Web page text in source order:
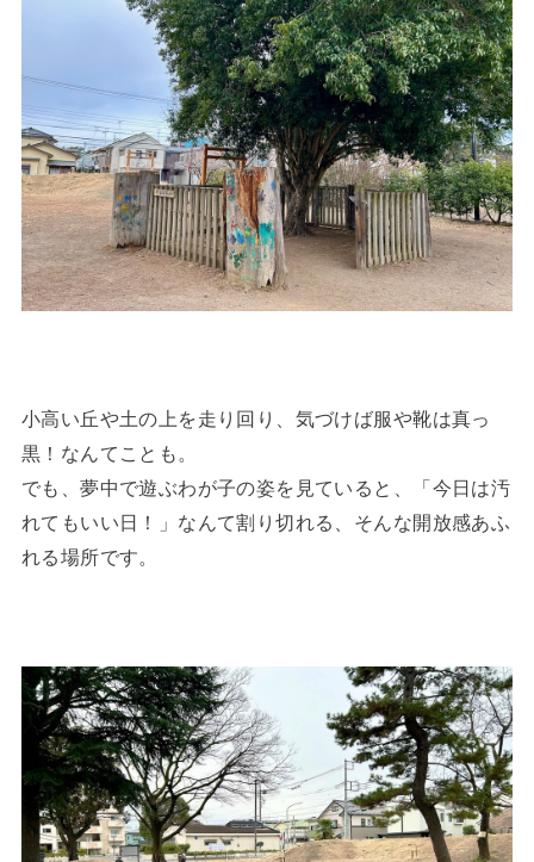
小高い丘や土の上を走り回り、気づけば服や靴は真っ
黒！なんてことも。
でも、夢中で遊ぶわが子の姿を見ていると、「今日は汚
れてもいい日！」なんて割り切れる、そんな開放感あふ
れる場所です。